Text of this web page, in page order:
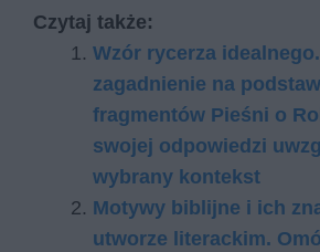
Czytaj także:
Wzór rycerza
zagadnienie na
fragmentów Pieśni o
swojej odpowiedzi
wybrany kontekst
Motywy biblijne i ich
utworze literackim.